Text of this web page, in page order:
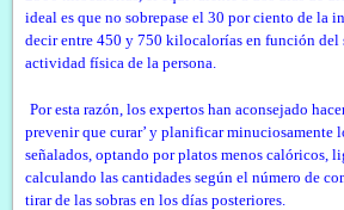
ideal es que no sobrepase el 30 por ciento de la
decir entre 450 y 750 kilocalorías en función del
actividad física de la persona.
Por esta razón, los expertos han aconsejado
prevenir que curar’ y planificar minuciosamente
señalados, optando por platos menos calóricos,
calculando las cantidades según el número de
tirar de las sobras en los días posteriores.